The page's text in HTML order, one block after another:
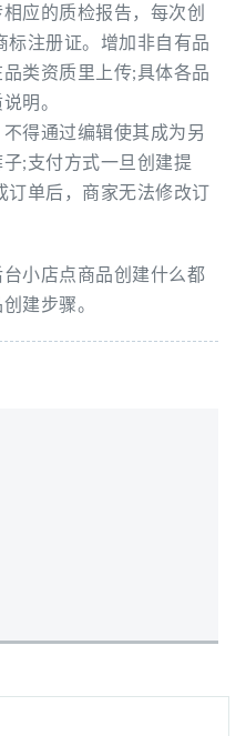
应的质检报告，每次创
标注册证。增加非自有品
类资质里上传;具体各品
明。
得通过编辑使其成为另
;支付方式一旦创建提
订单后，商家无法修改订
小店点商品创建什么都
建步骤。